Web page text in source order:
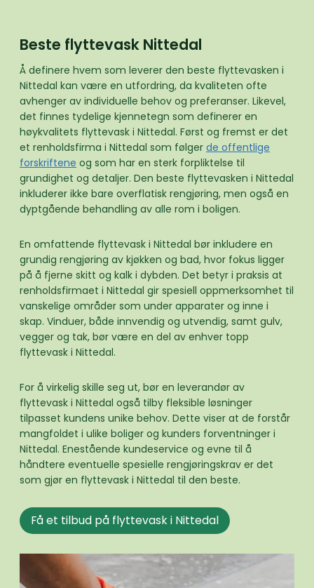
Beste flyttevask Nittedal
Å definere hvem som leverer den beste flyttevasken i
Nittedal kan være en utfordring, da kvaliteten ofte
avhenger av individuelle behov og preferanser. Likevel,
det finnes tydelige kjennetegn som definerer en
høykvalitets flyttevask i Nittedal. Først og fremst er det
et renholdsfirma i Nittedal som følger de offentlige
forskriftene og som har en sterk forpliktelse til
grundighet og detaljer. Den beste flyttevasken i Nittedal
inkluderer ikke bare overflatisk rengjøring, men også en
dyptgående behandling av alle rom i boligen.
En omfattende flyttevask i Nittedal bør inkludere en
grundig rengjøring av kjøkken og bad, hvor fokus ligger
på å fjerne skitt og kalk i dybden. Det betyr i praksis at
renholdsfirmaet i Nittedal gir spesiell oppmerksomhet til
vanskelige områder som under apparater og inne i
skap. Vinduer, både innvendig og utvendig, samt gulv,
vegger og tak, bør være en del av enhver topp
flyttevask i Nittedal.
For å virkelig skille seg ut, bør en leverandør av
flyttevask i Nittedal også tilby fleksible løsninger
tilpasset kundens unike behov. Dette viser at de forstår
mangfoldet i ulike boliger og kunders forventninger i
Nittedal. Enestående kundeservice og evne til å
håndtere eventuelle spesielle rengjøringskrav er det
som gjør en flyttevask i Nittedal til den beste.
Få et tilbud på flyttevask i Nittedal